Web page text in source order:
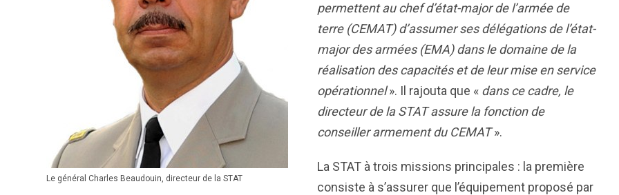
Le général Charles Beaudouin, directeur de la STAT
permettent au chef d’état-major de l’armée de
terre (CEMAT) d’assumer ses délégations de l’état-
major des armées (EMA) dans le domaine de la
réalisation des capacités et de leur mise en service
opérationnel». Il rajouta que « dans ce cadre, le
directeur de la STAT assure la fonction de
conseiller armement du CEMAT».
La STAT à trois missions principales : la première
consiste à s’assurer que l’équipement proposé par